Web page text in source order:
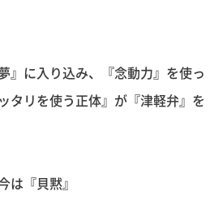
』に入り込み、『念動力』を使っ
タリを使う正体』が『津軽弁』を
は『貝黙』